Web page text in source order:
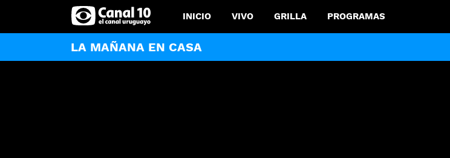
INICIO VIVO GRILLA PROGRAMAS
LA MAÑANA EN CASA